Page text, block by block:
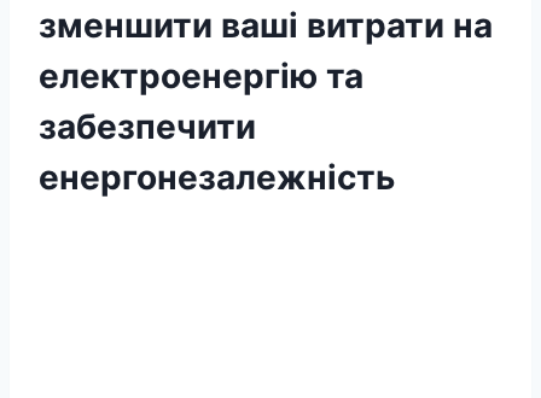
зменшити ваші витрати на
електроенергію та
забезпечити
енергонезалежність